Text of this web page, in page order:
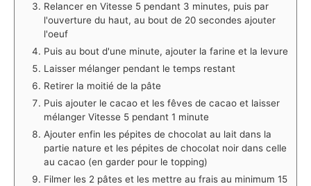
Relancer en Vitesse 5 pendant 3 minutes, puis par
l'ouverture du haut, au bout de 20 secondes ajouter
l'oeuf
Puis au bout d'une minute, ajouter la farine et la levure
Laisser mélanger pendant le temps restant
Retirer la moitié de la pâte
Puis ajouter le cacao et les fêves de cacao et laisser
mélanger Vitesse 5 pendant 1 minute
Ajouter enfin les pépites de chocolat au lait dans la
partie nature et les pépites de chocolat noir dans celle
au cacao (en garder pour le topping)
Filmer les 2 pâtes et les mettre au frais au minimum 15